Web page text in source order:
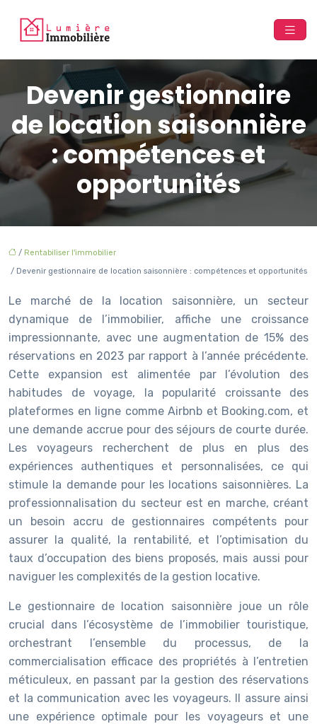
Devenir gestionnaire
de location saisonnière
: compétences et
opportunités
/ Rentabiliser l'immobilier
/ Devenir gestionnaire de location saisonnière : compétences et opportunités
Le marché de la location saisonnière, un secteur
dynamique de l’immobilier, affiche une croissance
impressionnante, avec une augmentation de 15% des
réservations en 2023 par rapport à l’année précédente.
Cette expansion est alimentée par l’évolution des
habitudes de voyage, la popularité croissante des
plateformes en ligne comme Airbnb et Booking.com, et
une demande accrue pour des séjours de courte durée.
Les voyageurs recherchent de plus en plus des
expériences authentiques et personnalisées, ce qui
stimule la demande pour les locations saisonnières. La
professionnalisation du secteur est en marche, créant
un besoin accru de gestionnaires compétents pour
assurer la qualité, la rentabilité, et l’optimisation du
taux d’occupation des biens proposés, mais aussi pour
naviguer les complexités de la gestion locative.
Le gestionnaire de location saisonnière joue un rôle
crucial dans l’écosystème de l’immobilier touristique,
orchestrant l’ensemble du processus, de la
commercialisation efficace des propriétés à l’entretien
méticuleux, en passant par la gestion des réservations
et la communication avec les voyageurs. Il assure ainsi
une expérience optimale pour les voyageurs et une